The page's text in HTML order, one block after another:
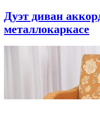
Дуэт диван
металлокаркасе